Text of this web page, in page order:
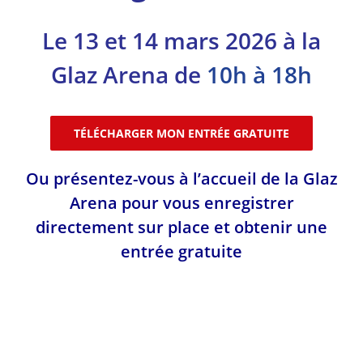
Le 13 et 14 mars 2026 à la
Glaz Arena de 10h à 18h
TÉLÉCHARGER MON ENTRÉE GRATUITE
Ou présentez-vous à l’accueil de la Glaz
Arena pour vous enregistrer
directement sur place et obtenir une
entrée gratuite